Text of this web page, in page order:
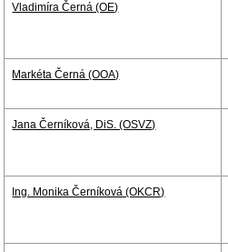
Vladimíra Černá (OE)
Markéta Černá (OOA)
Jana Černíková, DiS. (OSVZ)
Ing. Monika Černíková (OKCR)